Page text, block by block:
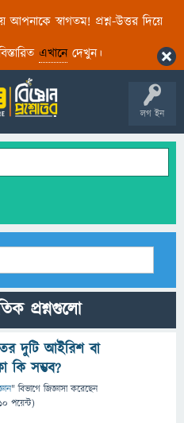
আপনাকে স্বাগতম! প্রশ্ন-উত্তর দিয়ে
এখানেদেখুন।
লগ ইন
প্রশ্নগুলো
দুটি আইরিশ বা
কি সম্ভব?
" বিভাগে জিজ্ঞাসাকরেছেন
পয়েন্ট)